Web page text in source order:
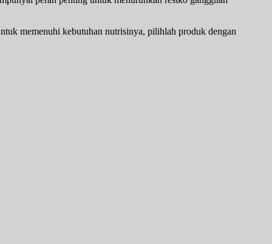
memenuhi kebutuhan nutrisinya, pilihlah produk dengan